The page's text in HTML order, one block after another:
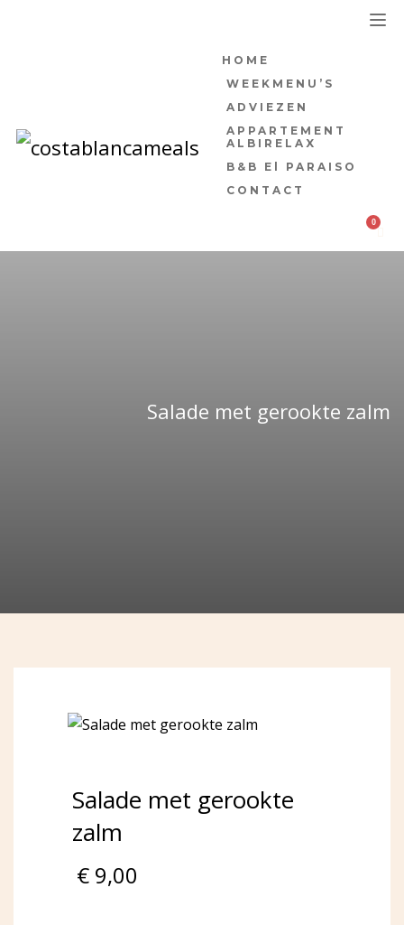
HOME
WEEKMENU’S
ADVIEZEN
APPARTEMENT
ALBIRELAX
B&B El PARAISO
CONTACT
Salade met gerookte zalm
Salade met gerookte
zalm
€ 9,00